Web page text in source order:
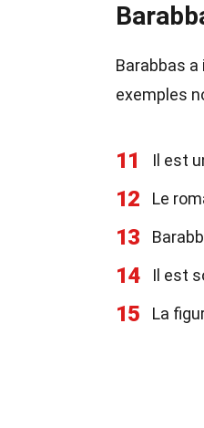
Barabbas
exemples
11 Il est
12 Le
13
14 Il est
15 La